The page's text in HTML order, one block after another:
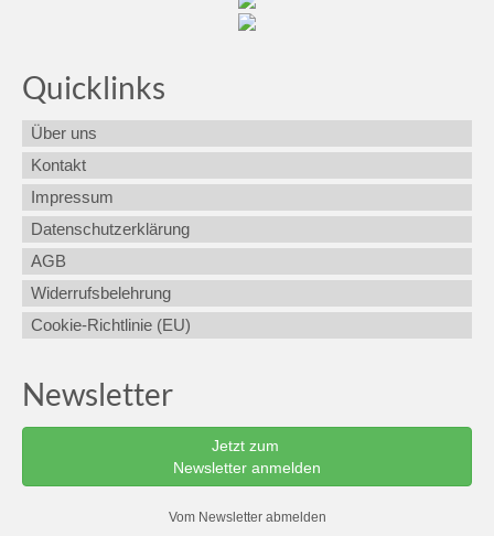
Quicklinks
Über uns
Kontakt
Impressum
Datenschutzerklärung
AGB
Widerrufsbelehrung
Cookie-Richtlinie (EU)
Newsletter
Jetzt zum
Newsletter anmelden
Vom Newsletter abmelden